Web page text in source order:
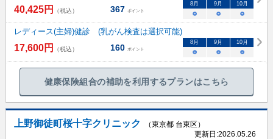
40,425円 （税込） 367 ポイント
8月 9月 10月
○ ○ ○
レディース(主婦)健診 (乳がん検査は選択可能)
17,600円 （税込） 160 ポイント
8月 9月 10月
○ ○ ○
健康保険組合の補助を利用するプランはこちら
上野御徒町桜十字クリニック
（東京都 台東区）
更新日:2026.05.26